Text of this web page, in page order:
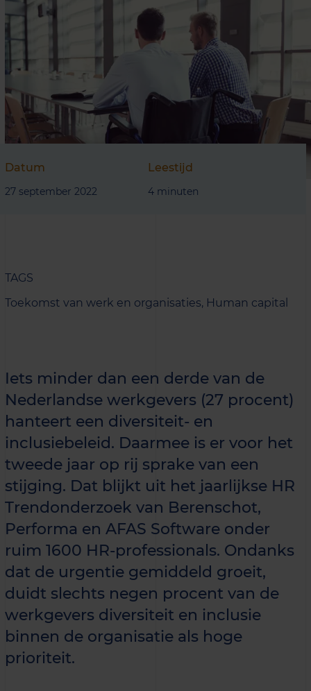
Datum
27 september 2022
Leestijd
4 minuten
TAGS
Toekomst van werk en organisaties, Human capital
Iets minder dan een derde van de
Nederlandse werkgevers (27 procent)
hanteert een diversiteit- en
inclusiebeleid. Daarmee is er voor het
tweede jaar op rij sprake van een
stijging. Dat blijkt uit het jaarlijkse HR
Trendonderzoek van Berenschot,
Performa en AFAS Software onder
ruim 1600 HR-professionals. Ondanks
dat de urgentie gemiddeld groeit,
duidt slechts negen procent van de
werkgevers diversiteit en inclusie
binnen de organisatie als hoge
prioriteit.